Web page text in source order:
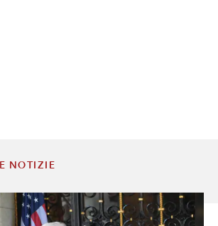
NOTIZIE